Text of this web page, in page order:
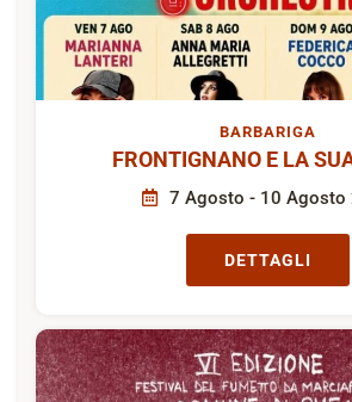
BARBARIGA
FRONTIGNANO E LA
7 Agosto - 10 Agosto
DETTAGLI